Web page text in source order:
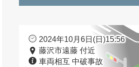
2024年10月6日(日)15:56
藤沢市遠藤 付近
車両相互 中破事故